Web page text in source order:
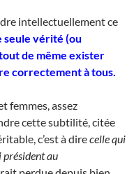
intellectuellement ce
seule vérité (ou
de même exister
correctement à tous.
femmes, assez
cette subtilité, citée
c’est à direcelle qui
président au